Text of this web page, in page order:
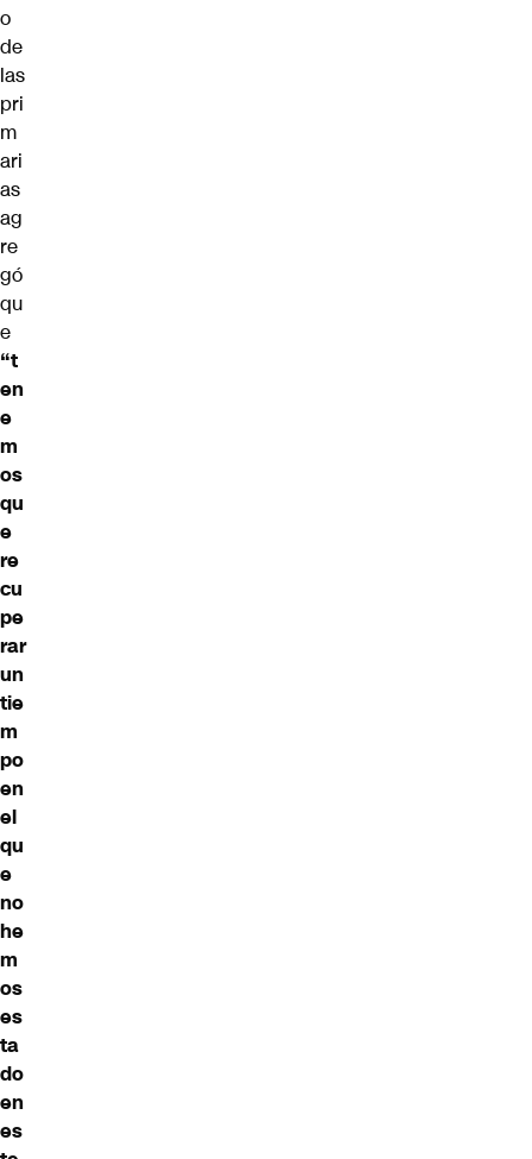
o
de
las
pri
m
ari
as
ag
re
gó
qu
e
“t
en
e
m
os
qu
e
re
cu
pe
rar
un
tie
m
po
en
el
qu
e
no
he
m
os
es
ta
do
en
es